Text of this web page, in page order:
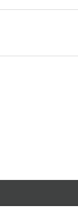
員跟她說沒
，到我的時候
賣完了！一件
內信我以原價